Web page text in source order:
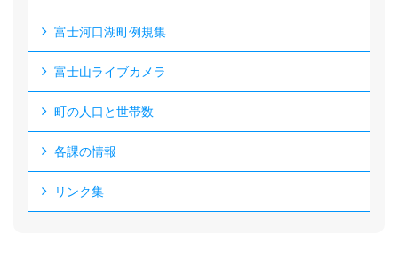
富士河口湖町例規集
富士山ライブカメラ
町の人口と世帯数
各課の情報
リンク集